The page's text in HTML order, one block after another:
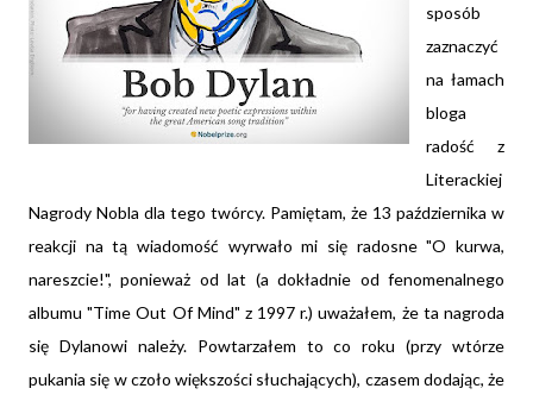
sposób
zaznaczyć
na łamach
bloga
radość z
Literackiej
Nagrody Nobla dla tego twórcy. Pamiętam, że 13 października w
reakcji na tą wiadomość wyrwało mi się radosne "O kurwa,
nareszcie!", ponieważ od lat (a dokładnie od fenomenalnego
albumu "Time Out Of Mind" z 1997 r.) uważałem, że ta nagroda
się Dylanowi należy. Powtarzałem to co roku (przy wtórze
pukania się w czoło większości słuchających), czasem dodając, że